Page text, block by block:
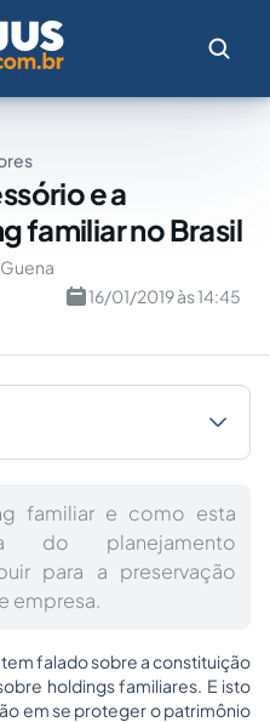
e a
familiar no Brasil
16/01/2019 às 14:45
familiar e como esta
do planejamento
para a preservação
empresa.
falado sobre a constituição
holdings familiares. E isto
em se proteger o patrimônio